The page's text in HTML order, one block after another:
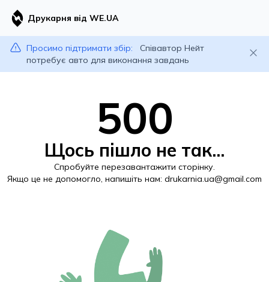
Друкарня від WE.UA
Просимо підтримати збір:
Співавтор Нейт
потребує авто для виконання завдань
500
Щось пішло не так...
Спробуйте перезавантажити сторінку.
Якщо це не допомогло, напишіть нам: drukarnia.ua@gmail.com